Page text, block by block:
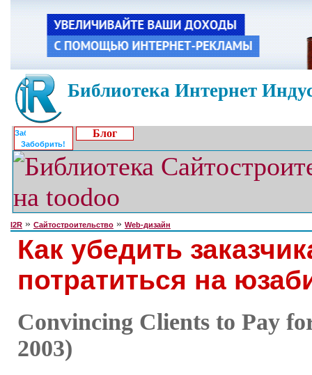
Библиотека Интернет
Забобрить!
Блог
I2R » Сайтостроительство » Web-дизайн
Как убедить
потратиться на
Convincing Clients to Pay
2003)